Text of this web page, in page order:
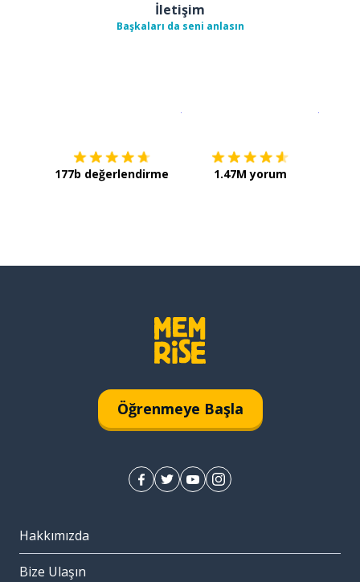
İletişim
Başkaları da seni anlasın
177b değerlendirme 1.47M yorum
Öğrenmeye Başla
Hakkımızda
Bize Ulaşın